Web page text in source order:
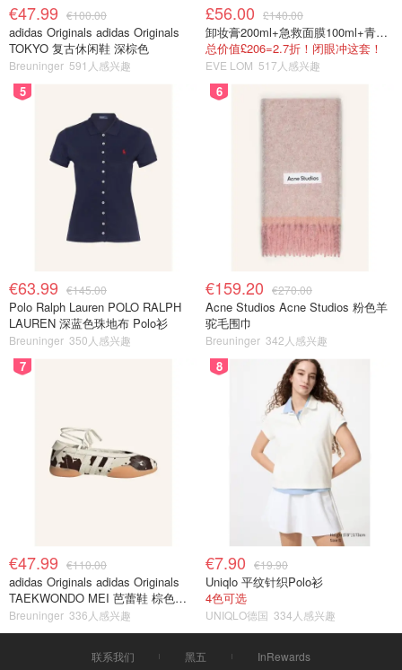
€47.99 €100.00
adidas Originals adidas Originals
TOKYO 复古休闲鞋 深棕色
Breuninger 591人感兴趣
£56.00 £140.00
卸妆膏200ml+急救面膜100ml+青春面霜15ml
总价值£206=2.7折！闭眼冲这套！
EVE LOM 517人感兴趣
5
€63.99 €145.00
Polo Ralph Lauren POLO RALPH
LAUREN 深蓝色珠地布 Polo衫
Breuninger 350人感兴趣
6
€159.20 €270.00
Acne Studios Acne Studios 粉色羊
驼毛围巾
Breuninger 342人感兴趣
7
€47.99 €110.00
adidas Originals adidas Originals
TAEKWONDO MEI 芭蕾鞋 棕色米
色
Breuninger 336人感兴趣
8
€7.90 €19.90
Uniqlo 平纹针织Polo衫
4色可选
UNIQLO德国 334人感兴趣
联系我们 黑五 InRewards